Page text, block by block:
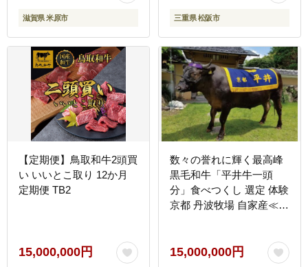
滋賀県 米原市 三重県 松阪市
【定期便】鳥取和牛2頭買
い いいとこ取り 12か月
定期便 TB2
15,000,000円
数々の誉れに輝く最高峰
黒毛和牛「平井牛一頭
分」食べつくし 選定 体験
京都 丹波牧場 自家産≪
キ しゃぶしゃぶ≫※離島
15,000,000円